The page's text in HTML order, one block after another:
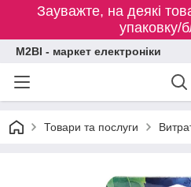
Зауважте, на деякі
упаковку/
M2BI - маркет електроніки
Товари та послуги